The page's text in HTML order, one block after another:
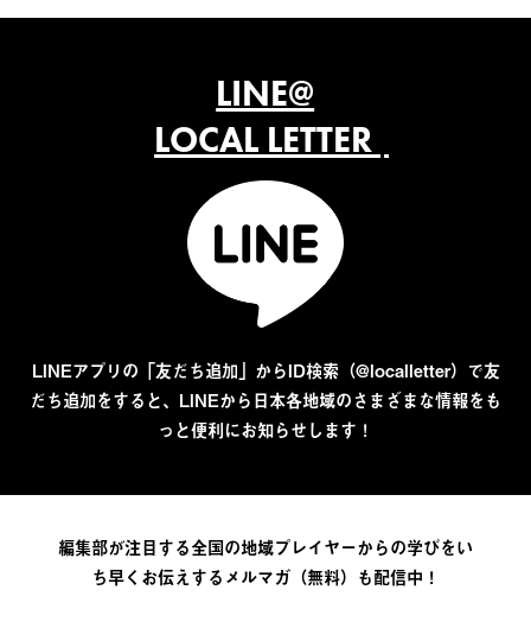
LINE@
LOCAL LETTER
LINEアプリの「友だち追加」からID検索（@localletter）で友
だち追加をすると、LINEから日本各地域のさまざまな情報をも
っと便利にお知らせします！
編集部が注目する全国の地域プレイヤーからの学びをい
ち早くお伝えするメルマガ（無料）も配信中！